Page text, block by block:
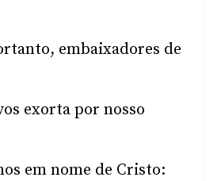
embaixadores de
exorta por nosso
em nome de Cristo: